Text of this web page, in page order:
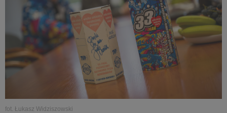
fot. Łukasz Widziszowski